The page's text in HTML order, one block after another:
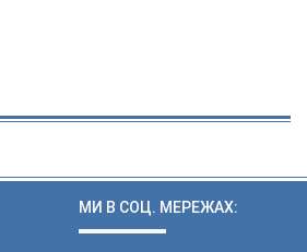
МИ В СОЦ. МЕРЕЖАХ: